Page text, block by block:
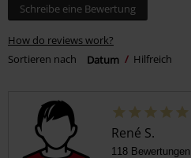
Schreibe eine Bewertung
How do reviews work?
Sortieren nach
Datum Hilfreich
René S.
118 Bewertungen